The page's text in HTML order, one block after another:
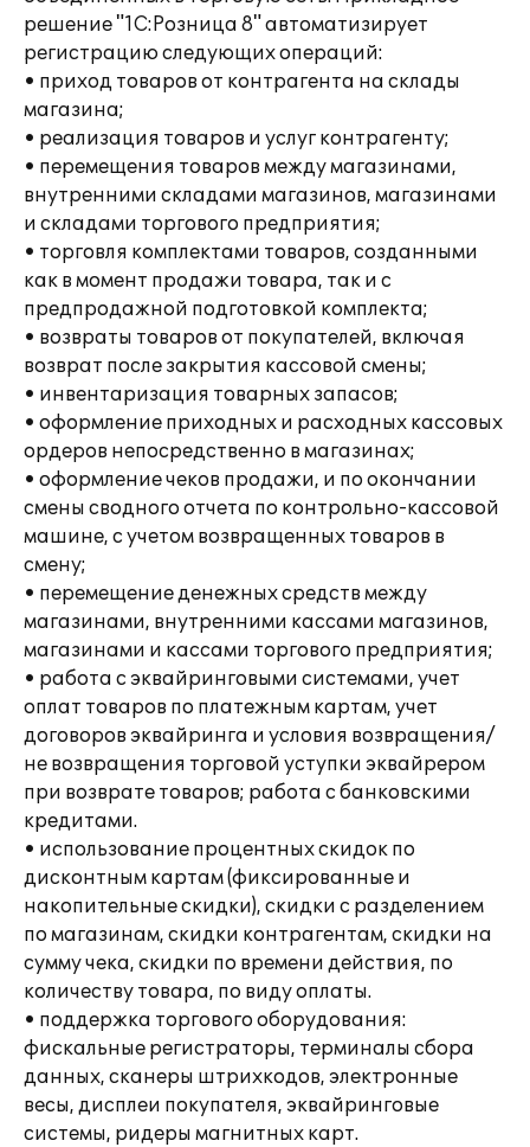
решение "1С:Розница 8" автоматизирует
регистрацию следующих операций:
• приход товаров от контрагента на склады
магазина;
• реализация товаров и услуг контрагенту;
• перемещения товаров между магазинами,
внутренними складами магазинов, магазинами
и складами торгового предприятия;
• торговля комплектами товаров, созданными
как в момент продажи товара, так и с
предпродажной подготовкой комплекта;
• возвраты товаров от покупателей, включая
возврат после закрытия кассовой смены;
• инвентаризация товарных запасов;
• оформление приходных и расходных кассовых
ордеров непосредственно в магазинах;
• оформление чеков продажи, и по окончании
смены сводного отчета по контрольно-кассовой
машине, с учетом возвращенных товаров в
смену;
• перемещение денежных средств между
магазинами, внутренними кассами магазинов,
магазинами и кассами торгового предприятия;
• работа с эквайринговыми системами, учет
оплат товаров по платежным картам, учет
договоров эквайринга и условия возвращения/
не возвращения торговой уступки эквайрером
при возврате товаров; работа с банковскими
кредитами.
• использование процентных скидок по
дисконтным картам (фиксированные и
накопительные скидки), скидки с разделением
по магазинам, скидки контрагентам, скидки на
сумму чека, скидки по времени действия, по
количеству товара, по виду оплаты.
• поддержка торгового оборудования:
фискальные регистраторы, терминалы сбора
данных, сканеры штрихкодов, электронные
весы, дисплеи покупателя, эквайринговые
системы, ридеры магнитных карт.